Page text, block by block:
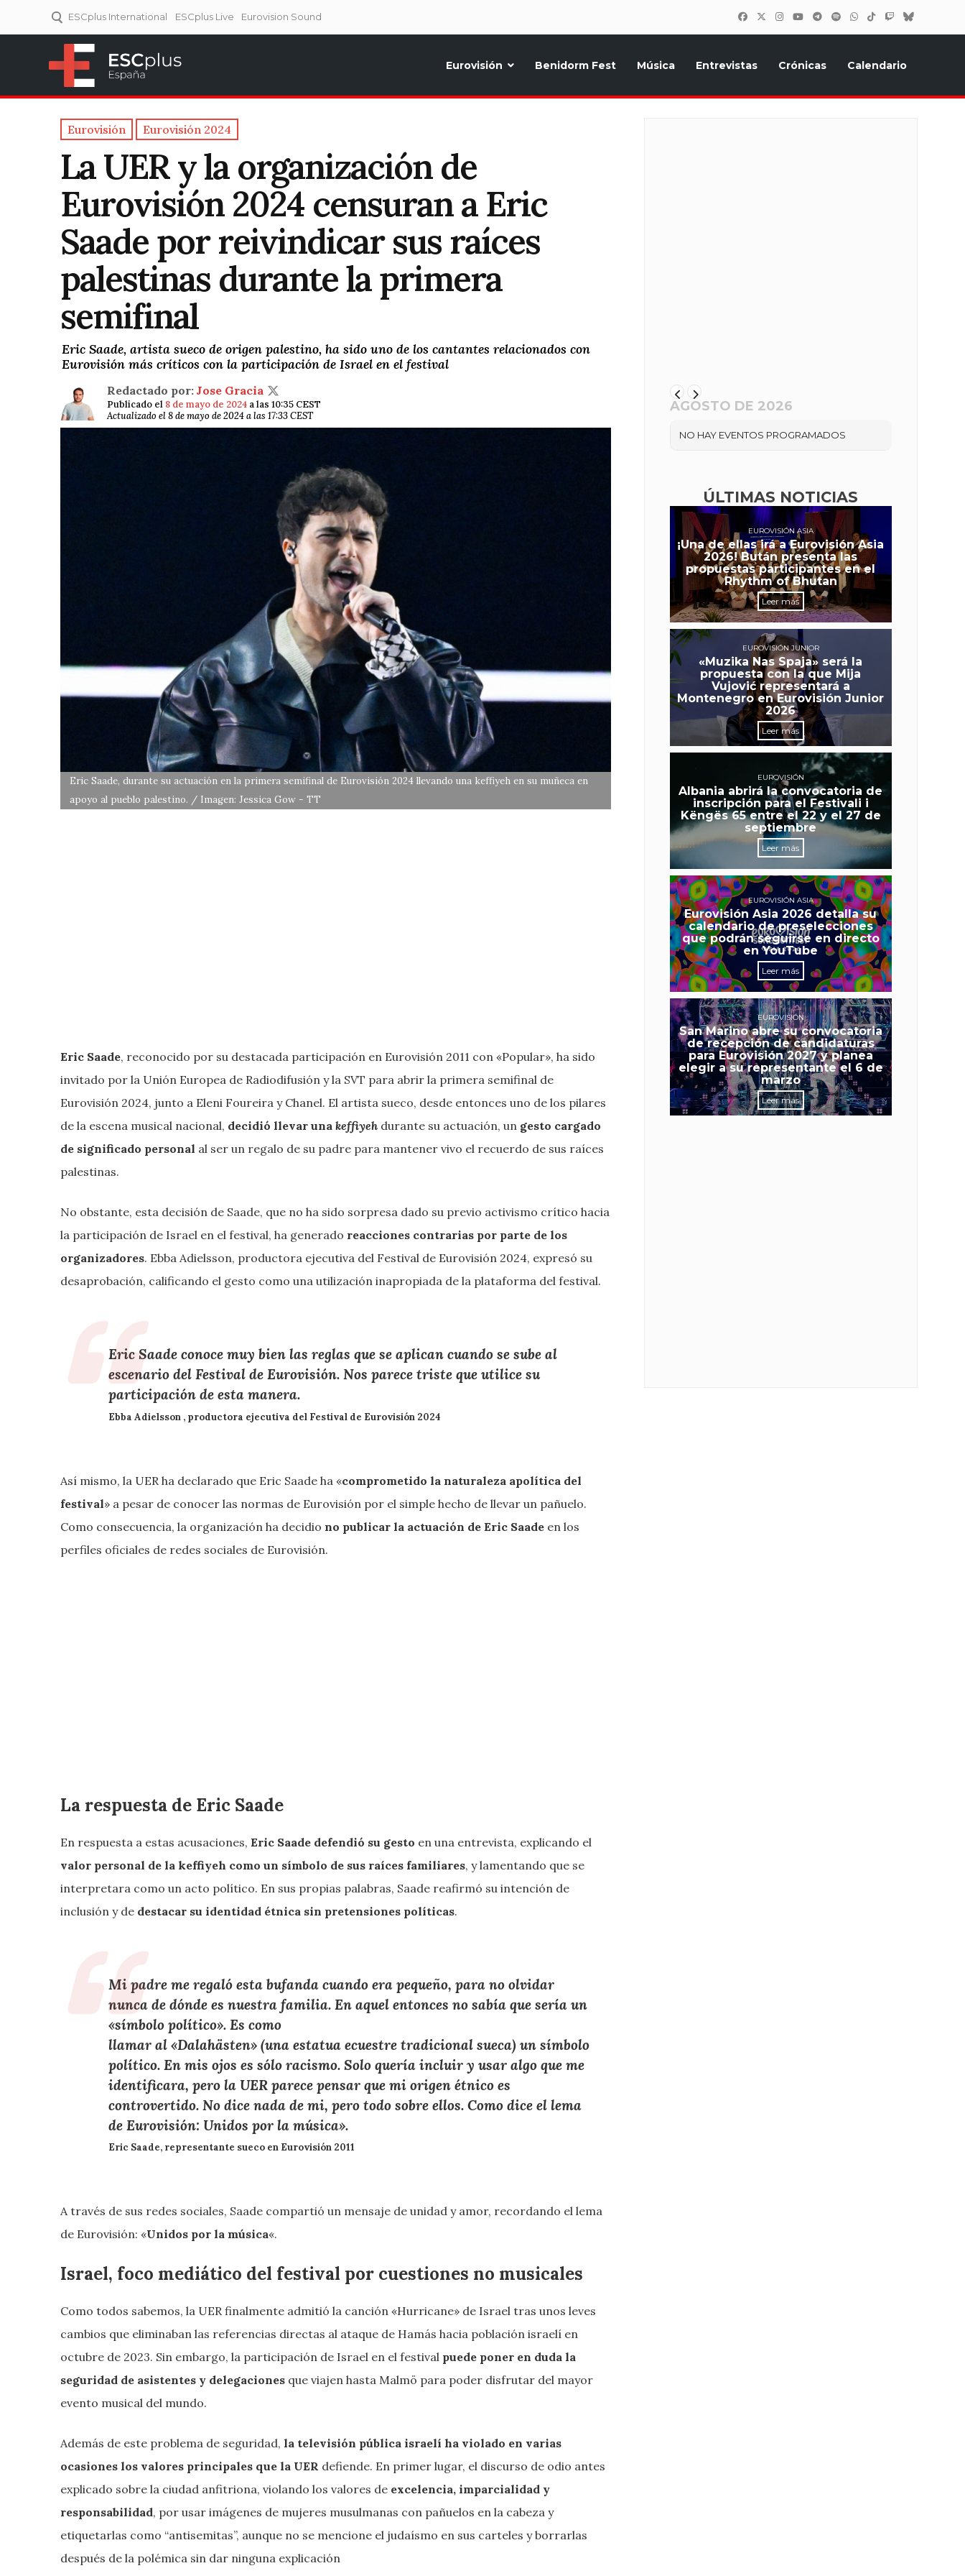
ESCplus International ESCplus Live Eurovision Sound
Eurovisión Benidorm Fest Música Entrevistas Crónicas Calendario
Eurovisión Eurovisión 2024
La UER y la organización de
Eurovisión 2024 censuran a Eric
Saade por reivindicar sus raíces
palestinas durante la primera
semifinal
Eric Saade, artista sueco de origen palestino, ha sido uno de los cantantes relacionados con
Eurovisión más críticos con la participación de Israel en el festival
Redactado por: Jose Gracia
Publicado el 8 de mayo de 2024 a las 10:35 CEST
Actualizado el 8 de mayo de 2024 a las 17:33 CEST
Eric Saade, durante su actuación en la primera semifinal de Eurovisión 2024 llevando una keffiyeh en su muñeca en
apoyo al pueblo palestino. / Imagen: Jessica Gow - TT
Eric Saade, reconocido por su destacada participación en Eurovisión 2011 con «Popular», ha sido
invitado por la Unión Europea de Radiodifusión y la SVT para abrir la primera semifinal de
Eurovisión 2024, junto a Eleni Foureira y Chanel. El artista sueco, desde entonces uno de los pilares
de la escena musical nacional, decidió llevar una keffiyeh durante su actuación, un gesto cargado
de significado personal al ser un regalo de su padre para mantener vivo el recuerdo de sus raíces
palestinas.
No obstante, esta decisión de Saade, que no ha sido sorpresa dado su previo activismo crítico hacia
la participación de Israel en el festival, ha generado reacciones contrarias por parte de los
organizadores. Ebba Adielsson, productora ejecutiva del Festival de Eurovisión 2024, expresó su
desaprobación, calificando el gesto como una utilización inapropiada de la plataforma del festival.
Eric Saade conoce muy bien las reglas que se aplican cuando se sube al
escenario del Festival de Eurovisión. Nos parece triste que utilice su
participación de esta manera.
Ebba Adielsson , productora ejecutiva del Festival de Eurovisión 2024
Así mismo, la UER ha declarado que Eric Saade ha «comprometido la naturaleza apolítica del
festival» a pesar de conocer las normas de Eurovisión por el simple hecho de llevar un pañuelo.
Como consecuencia, la organización ha decidio no publicar la actuación de Eric Saade en los
perfiles oficiales de redes sociales de Eurovisión.
La respuesta de Eric Saade
En respuesta a estas acusaciones, Eric Saade defendió su gesto en una entrevista, explicando el
valor personal de la keffiyeh como un símbolo de sus raíces familiares, y lamentando que se
interpretara como un acto político. En sus propias palabras, Saade reafirmó su intención de
inclusión y de destacar su identidad étnica sin pretensiones políticas.
Mi padre me regaló esta bufanda cuando era pequeño, para no olvidar
nunca de dónde es nuestra familia. En aquel entonces no sabía que sería un
«símbolo político». Es como
llamar al «Dalahästen» (una estatua ecuestre tradicional sueca) un símbolo
político. En mis ojos es sólo racismo. Solo quería incluir y usar algo que me
identificara, pero la UER parece pensar que mi origen étnico es
controvertido. No dice nada de mi, pero todo sobre ellos. Como dice el lema
de Eurovisión: Unidos por la música».
Eric Saade, representante sueco en Eurovisión 2011
A través de sus redes sociales, Saade compartió un mensaje de unidad y amor, recordando el lema
de Eurovisión: «Unidos por la música«.
Israel, foco mediático del festival por cuestiones no musicales
Como todos sabemos, la UER finalmente admitió la canción «Hurricane» de Israel tras unos leves
cambios que eliminaban las referencias directas al ataque de Hamás hacia población israelí en
octubre de 2023. Sin embargo, la participación de Israel en el festival puede poner en duda la
seguridad de asistentes y delegaciones que viajen hasta Malmö para poder disfrutar del mayor
evento musical del mundo.
Además de este problema de seguridad, la televisión pública israelí ha violado en varias
ocasiones los valores principales que la UER defiende. En primer lugar, el discurso de odio antes
explicado sobre la ciudad anfitriona, violando los valores de excelencia, imparcialidad y
responsabilidad, por usar imágenes de mujeres musulmanas con pañuelos en la cabeza y
etiquetarlas como “antisemitas”, aunque no se mencione el judaísmo en sus carteles y borrarlas
después de la polémica sin dar ninguna explicación
AGOSTO DE 2026
NO HAY EVENTOS PROGRAMADOS
ÚLTIMAS NOTICIAS
EUROVISIÓN ASIA
¡Una de ellas irá a Eurovisión Asia
2026! Bután presenta las
propuestas participantes en el
Rhythm of Bhutan
Leer más
EUROVISIÓN JUNIOR
«Muzika Nas Spaja» será la
propuesta con la que Mija
Vujović representará a
Montenegro en Eurovisión Junior
2026
Leer más
EUROVISIÓN
Albania abrirá la convocatoria de
inscripción para el Festivali i
Këngës 65 entre el 22 y el 27 de
septiembre
Leer más
EUROVISIÓN ASIA
Eurovisión Asia 2026 detalla su
calendario de preselecciones
que podrán seguirse en directo
en YouTube
Leer más
EUROVISIÓN
San Marino abre su convocatoria
de recepción de candidaturas
para Eurovisión 2027 y planea
elegir a su representante el 6 de
marzo
Leer más